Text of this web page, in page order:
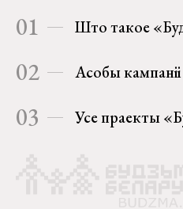
01 Што такое
02 Асобы кампаніі
03 Усе праекты